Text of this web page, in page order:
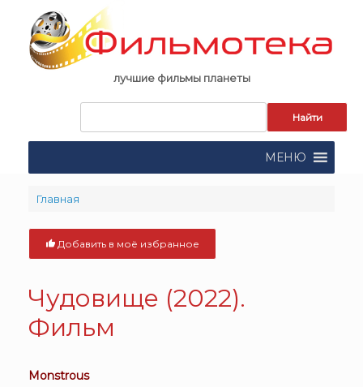
content
лучшие фильмы планеты
поиска:
МЕНЮ
Главная
Добавить в моё избранное
Чудовище (2022).
Фильм
Monstrous